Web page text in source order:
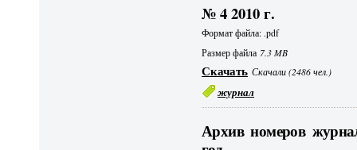
№ 4 2010 г.
Формат файла: .pdf
Размер файла 7.3 MB
Скачать Скачали (2486 чел.)
журнал
Архив номеров